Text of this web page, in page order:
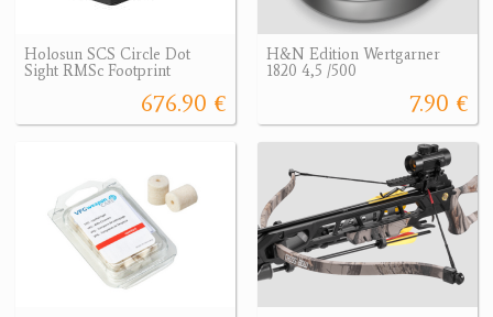
Holosun SCS Circle Dot
Sight RMSc Footprint
676.90 €
H&N Edition Wertgarner
1820 4,5 /500
7.90 €